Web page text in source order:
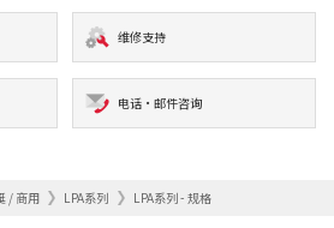
维修支持
电话·邮件咨询
/ 商用 LPA系列 LPA系列 - 规格